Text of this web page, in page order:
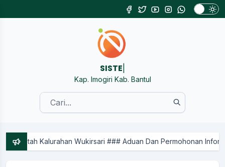
SISTEM I
Kap. Imogiri Kab. Bantul
Kalurahan Wukirsari ### Aduan Dan Permohonan Informasi